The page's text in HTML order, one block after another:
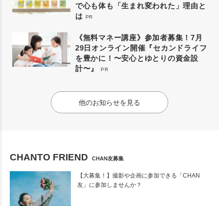
で心も体も「生まれ変われた」理由と
は PR
《無料マネー講座》参加者募集！7月
29日オンライン開催『セカンドライフ
を豊かに！〜安心とゆとりの資金設
計〜』
PR
他のお知らせを見る
CHANTO FRIEND CHAN友募集
【大募集！】撮影や企画に参加できる「CHAN
友」に参加しませんか？